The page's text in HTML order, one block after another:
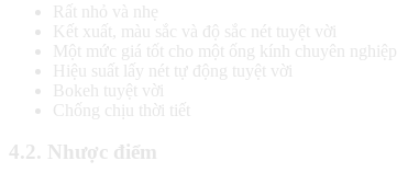
Rất nhỏ và nhẹ
Kết xuất, màu sắc và độ sắc nét tuyệt vời
Một mức giá tốt cho một ống kính chuyên nghiệp
Hiệu suất lấy nét tự động tuyệt vời
Bokeh tuyệt vời
Chống chịu thời tiết
4.2. Nhược điểm